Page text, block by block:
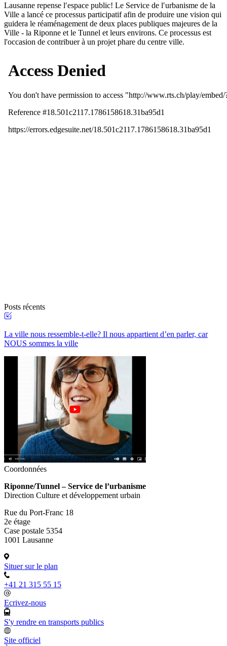
Lausanne repense lʹespace public! Le Service de lʹurbanisme de la
Ville a lancé ce processus participatif afin de produire une vision qui
guidera le réaménagement de deux places publiques majeures de la
Ville - la Riponne et le Tunnel et leurs environs. Ce processus est
l'occasion de contribuer à un projet phare du centre ville.​
Posts récents
La ville nous ressemble-t-elle? Il nous appartient d’en parler, car
NOUS sommes la ville
Coordonnées
Riponne/Tunnel – Service de l’urbanisme
Direction Culture et développement urbain
Rue du Port-Franc 18
2e étage
Case postale 5354
1001 Lausanne
Situer sur le plan
+41 21 315 55 15
Ecrivez-nous
S'y rendre en transports publics
Site officiel